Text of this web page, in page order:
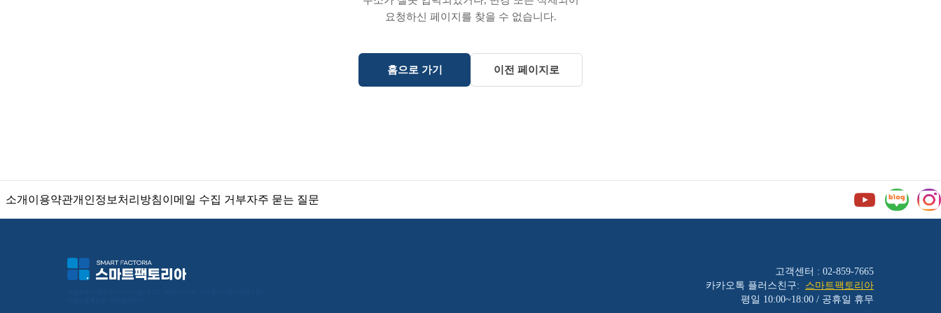
요청하신 페이지를 찾을 수 없습니다.
홈으로 가기 이전 페이지로
소개 이용약관개인정보처리방침이메일 수집 거부자주 묻는 질문
고객센터 : 02-859-7665
카카오톡 플러스친구:
스마트팩토리아
평일 10:00~18:00 / 공휴일 휴무